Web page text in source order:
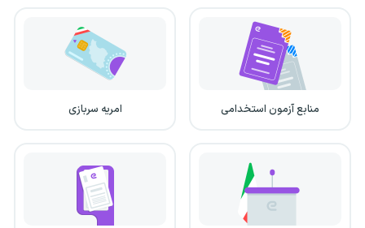
منابع آزمون استخدامی امریه سربازی